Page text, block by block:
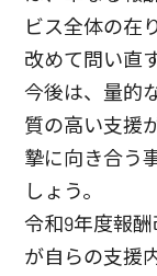
ビス全体の在
改めて問い直
今後は、量的
質の高い支援
摯に向き合う
しょう。
令和9年度報
が自らの支援